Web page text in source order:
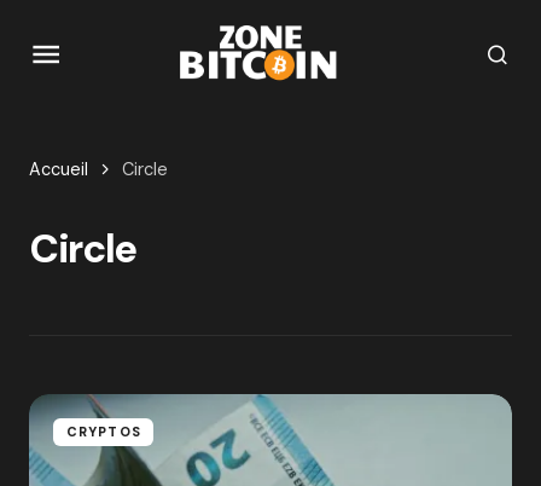
Accueil Circle
Circle
CRYPTOS